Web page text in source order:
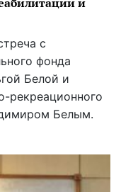
с
фонда
Белой и
рекреационного
Белым.